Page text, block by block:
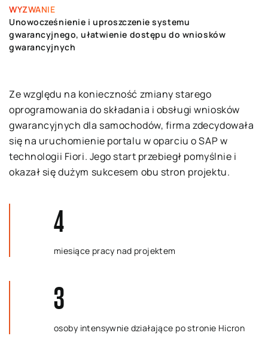
WYZWANIE
Unowocześnienie i uproszczenie systemu
gwarancyjnego, ułatwienie dostępu do wniosków
gwarancyjnych
Ze względu na konieczność zmiany starego
oprogramowania do składania i obsługi wniosków
gwarancyjnych dla samochodów, firma zdecydowała
się na uruchomienie portalu w oparciu o SAP w
technologii Fiori. Jego start przebiegł pomyślnie i
okazał się dużym sukcesem obu stron projektu.
4
miesiące pracy nad projektem
3
osoby intensywnie działające po stronie Hicron